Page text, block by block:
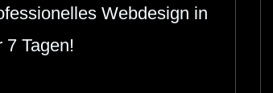
Webdesign in
7 Tagen!